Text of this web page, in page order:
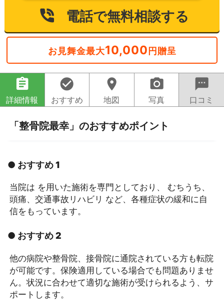
電話で無料相談する
お見舞金最大10,000 円贈呈
assignment
詳細情報
check_circle
おすすめ
location_on
地図
camera_alt
写真
sms
口コミ
「整骨院最幸」のおすすめポイント
● おすすめ 1
当院は を用いた施術を専門としており、 むちうち、
頭痛、交通事故リハビリ など、各種症状の緩和に自
信をもっています。
● おすすめ 2
他の病院や整骨院、接骨院に通院されている方も転院
が可能です。保険適用している場合でも問題ありませ
ん。状況に合わせて適切な施術が受けられるよう、サ
ポートします。